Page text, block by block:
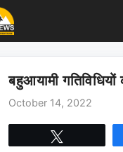
बहुआयामी
October 14, 2022